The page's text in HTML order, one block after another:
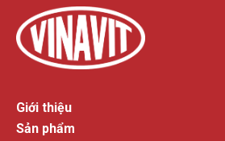
Giới thiệu
Sản phẩm